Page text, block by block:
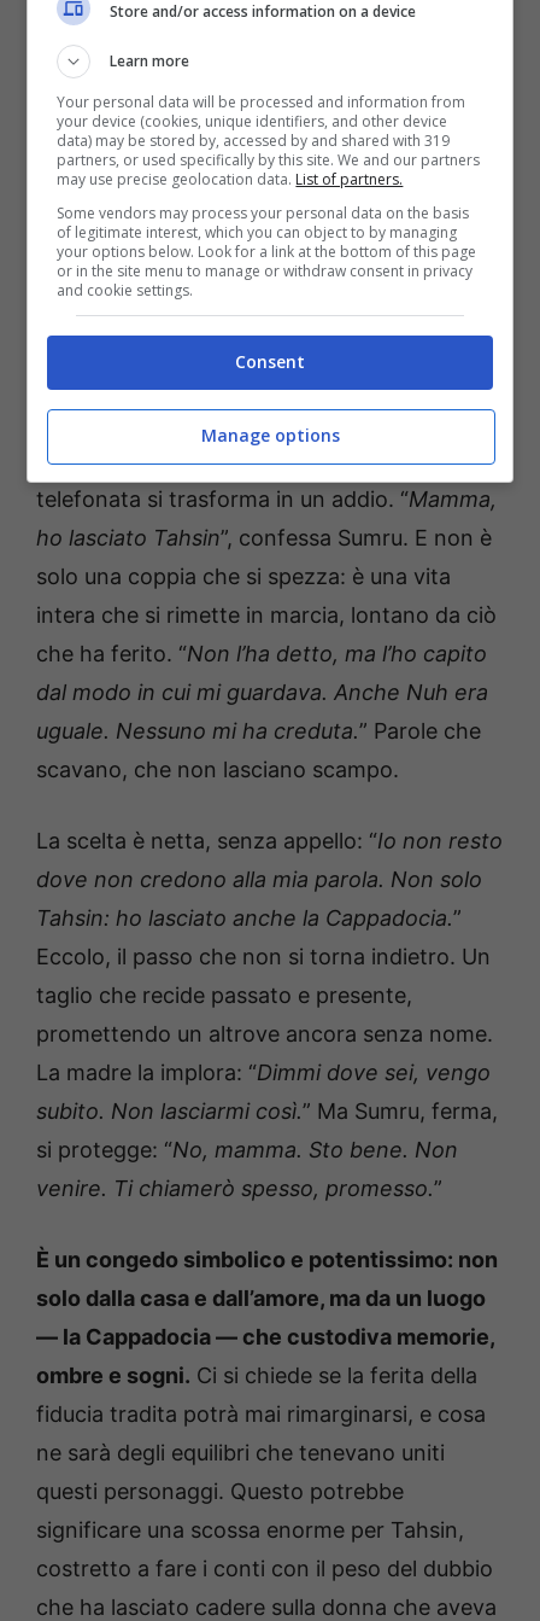
Il mosaico si compone un tassello alla volta: il
ritorno di Halil, l’incontro con i figli prima di
Sumru, la sfida frontale e quelle negazioni
ripetute che suonano come un verdetto.
Continuava a mentire guardandomi negli
occhi”, racconterà Sumru. Una frase che pesa
come un macigno e che accende il conflitto
più difficile: quando l’ingiustizia non è
soltanto nella storia, ma nella percezione di
chi ti circonda.
E poi, la rivelazione che taglia il respiro. Quella
telefonata si trasforma in un addio. “Mamma,
ho lasciato Tahsin”, confessa Sumru. E non è
solo una coppia che si spezza: è una vita
intera che si rimette in marcia, lontano da ciò
che ha ferito. “Non l’ha detto, ma l’ho capito
dal modo in cui mi guardava. Anche Nuh era
uguale. Nessuno mi ha creduta.” Parole che
scavano, che non lasciano scampo.
La scelta è netta, senza appello: “Io non resto
dove non credono alla mia parola. Non solo
Tahsin: ho lasciato anche la Cappadocia.”
Eccolo, il passo che non si torna indietro. Un
taglio che recide passato e presente,
promettendo un altrove ancora senza nome.
La madre la implora: “Dimmi dove sei, vengo
subito. Non lasciarmi così.” Ma Sumru, ferma,
si protegge: “No, mamma. Sto bene. Non
venire. Ti chiamerò spesso, promesso.”
È un congedo simbolico e potentissimo: non
solo dalla casa e dall’amore, ma da un luogo
— la Cappadocia — che custodiva memorie,
ombre e sogni. Ci si chiede se la ferita della
fiducia tradita potrà mai rimarginarsi, e cosa
ne sarà degli equilibri che tenevano uniti
questi personaggi. Questo potrebbe
significare una scossa enorme per Tahsin,
costretto a fare i conti con il peso del dubbio
che ha lasciato cadere sulla donna che aveva
Store and/or access information on a device
Learn more
Your personal data will be processed and information from
your device (cookies, unique identifiers, and other device
data) may be stored by, accessed by and shared with 319
partners, or used specifically by this site. We and our partners
may use precise geolocation data. List of partners.
Some vendors may process your personal data on the basis
of legitimate interest, which you can object to by managing
your options below. Look for a link at the bottom of this page
or in the site menu to manage or withdraw consent in privacy
and cookie settings.
Consent
Manage options